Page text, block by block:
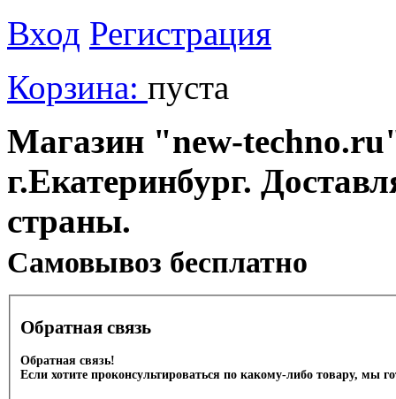
Вход Регистрация
Корзина: пуста
Магазин "new-
г.Екатеринбург.
страны.
Cамовывоз бесплатно
Обратная связь
Обратная связь!
Если хотите проконсультироваться по какому-либо товару, мы